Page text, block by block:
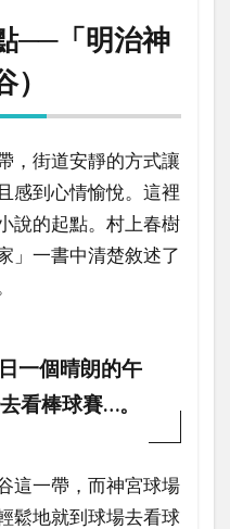
──「明治神
，街道安靜的方式讓
感到心情愉悅。這裡
說的起點。村上春樹
」一書中清楚敘述了
一個晴朗的午
看棒球賽…。
這一帶，而神宮球場
鬆地就到球場去看球